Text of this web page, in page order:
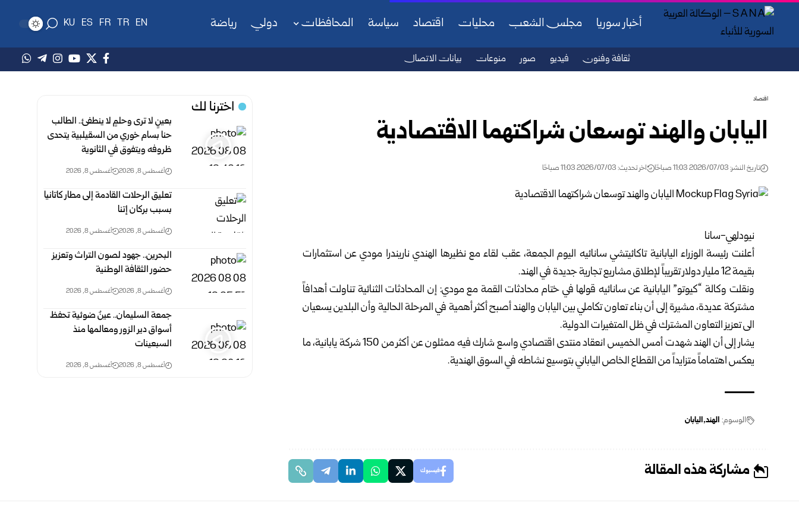
أخبار سوريا مجلس الشعب محليات اقتصاد سياسة المحافظات دولي رياضة EN
TR
FR
ES
KU
ثقافة وفنون فيديو صور منوعات بيانات الاتصال
اقتصاد
اليابان والهند توسعان شراكتهما الاقتصادية ‏
تاريخ النشر: 2026/07/03 11:03 صباحًا اخر تحديث: 2026/07/03 11:03 صباحًا
نيودلهي-سانا ‏
أعلنت رئيسة الوزراء اليابانية تاكائيتشي سانائيه اليوم الجمعة، عقب لقاء مع نظيرها ‏الهندي ناريندرا مودي عن استثمارات
بقيمة 12 مليار دولار تقريباً لإطلاق مشاريع ‏تجارية جديدة في الهند.‏
ونقلت وكالة “كيوتو” اليابانية عن سانائيه قولها في ختام محادثات القمة مع مودي: إن ‏المحادثات الثنائية تناولت أهدافاً
مشتركة عديدة، مشيرة إلى أن بناء تعاون تكاملي بين ‏اليابان والهند أصبح أكثر أهمية في المرحلة الحالية وأن البلدين يسعيان
الى تعزيز التعاون ‏المشترك في ظل المتغيرات الدولية.‏
يشار إلى أن الهند شهدت أمس الخميس انعقاد منتدى اقتصادي واسع شارك فيه ممثلون ‏عن أكثر من 150 شركة يابانية، ما
يعكس اهتماماً متزايداً من القطاع الخاص الياباني ‏بتوسيع نشاطه في السوق الهندية.‏
الوسوم: الهند اليابان
مشاركة هذه المقالة فيسبوك
اخترنا لك
بعينٍ لا ترى وحلمٍ لا ينطفئ.. الطالب
حنا بسام خوري من السقيلبية يتحدى
ظروفه ويتفوق في الثانوية
أغسطس 8, 2026 أغسطس 8, 2026
تعليق الرحلات القادمة إلى مطار كاتانيا
بسبب بركان إتنا
أغسطس 8, 2026 أغسطس 8, 2026
البحرين.. جهود لصون التراث وتعزيز
حضور الثقافة الوطنية
أغسطس 8, 2026 أغسطس 8, 2026
جمعة السليمان.. عينٌ ضوئية تحفظ
أسواق دير الزور ومعالمها منذ
السبعينات
أغسطس 8, 2026 أغسطس 8, 2026